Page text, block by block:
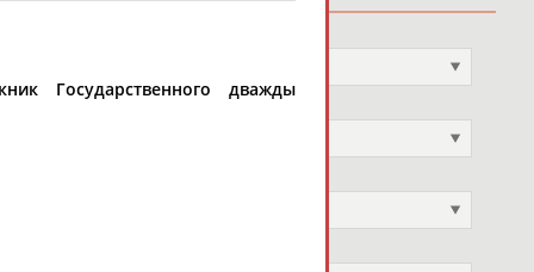
Государственного дважды